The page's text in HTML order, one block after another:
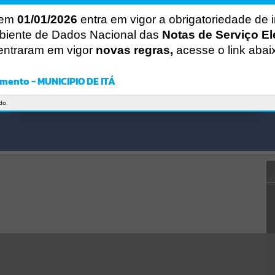
01/01/2026 entra em vigor a obrigatoriedade de
de Dados Nacional das Notas de Serviço
em vigor novas regras, acesse o link
- MUNICIPIO DE ITÁ
CÓDIGO DA MENSAGEM: EST-000040
Ocorreu um erro de script:
Uncaught SyntaxError: Unexpected token '('
https://ita.atende.net/cidadao/pagina/static/bundle/wpo_index_2_ba
se_l2_portal_editores_sync_e14c26d9c225f7e6839456cea306af19.js?
Verificar Mais Detalhes